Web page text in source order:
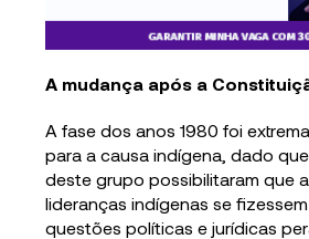
A mudança após a
A fase dos anos 1980 foi
para a causa indígena, dado
deste grupo possibilitaram que
lideranças indígenas se
questões políticas e jurídicas